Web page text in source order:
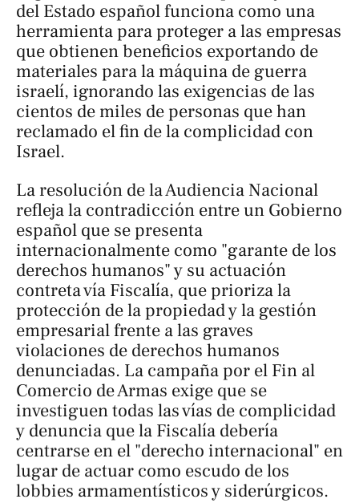
del Estado español funciona como una
herramienta para proteger a las empresas
que obtienen beneficios exportando de
materiales para la máquina de guerra
israelí, ignorando las exigencias de las
cientos de miles de personas que han
reclamado el fin de la complicidad con
Israel.
La resolución de la Audiencia Nacional
refleja la contradicción entre un Gobierno
español que se presenta
internacionalmente como "garante de los
derechos humanos" y su actuación
contreta vía Fiscalía, que prioriza la
protección de la propiedad y la gestión
empresarial frente a las graves
violaciones de derechos humanos
denunciadas. La campaña por el Fin al
Comercio de Armas exige que se
investiguen todas las vías de complicidad
y denuncia que la Fiscalía debería
centrarse en el "derecho internacional" en
lugar de actuar como escudo de los
lobbies armamentísticos y siderúrgicos.